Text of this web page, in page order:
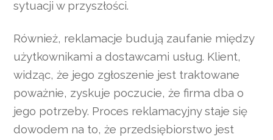
sytuacji w przyszłości.
Również, reklamacje budują zaufanie między
użytkownikami a dostawcami usług. Klient,
widząc, że jego zgłoszenie jest traktowane
poważnie, zyskuje poczucie, że firma dba o
jego potrzeby. Proces reklamacyjny staje się
dowodem na to, że przedsiębiorstwo jest